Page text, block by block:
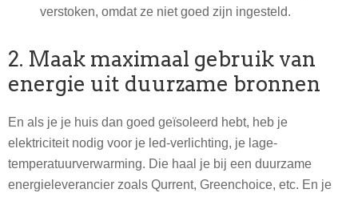
verstoken, omdat ze niet goed zijn ingesteld.
2. Maak maximaal gebruik van
energie uit duurzame bronnen
En als je je huis dan goed geïsoleerd hebt, heb je
elektriciteit nodig voor je led-verlichting, je lage-
temperatuurverwarming. Die haal je bij een duurzame
energieleverancier zoals Qurrent, Greenchoice, etc. En je